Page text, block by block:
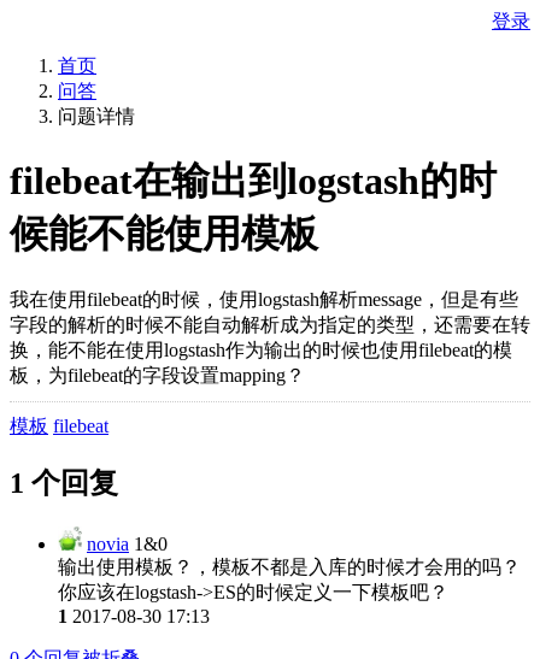
登录
首页
问答
问题详情
filebeat在输出到logstash的时
候能不能使用模板
我在使用filebeat的时候，使用logstash解析message，但是有些
字段的解析的时候不能自动解析成为指定的类型，还需要在转
换，能不能在使用logstash作为输出的时候也使用filebeat的模
板，为filebeat的字段设置mapping？
模板 filebeat
1 个回复
novia 1&0
输出使用模板？，模板不都是入库的时候才会用的吗？
你应该在logstash->ES的时候定义一下模板吧？
1 2017-08-30 17:13